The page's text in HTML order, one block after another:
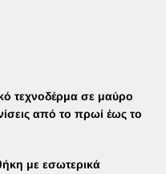
τεχνοδέρμα σε μαύρο
από το πρωί έως το
με εσωτερικά